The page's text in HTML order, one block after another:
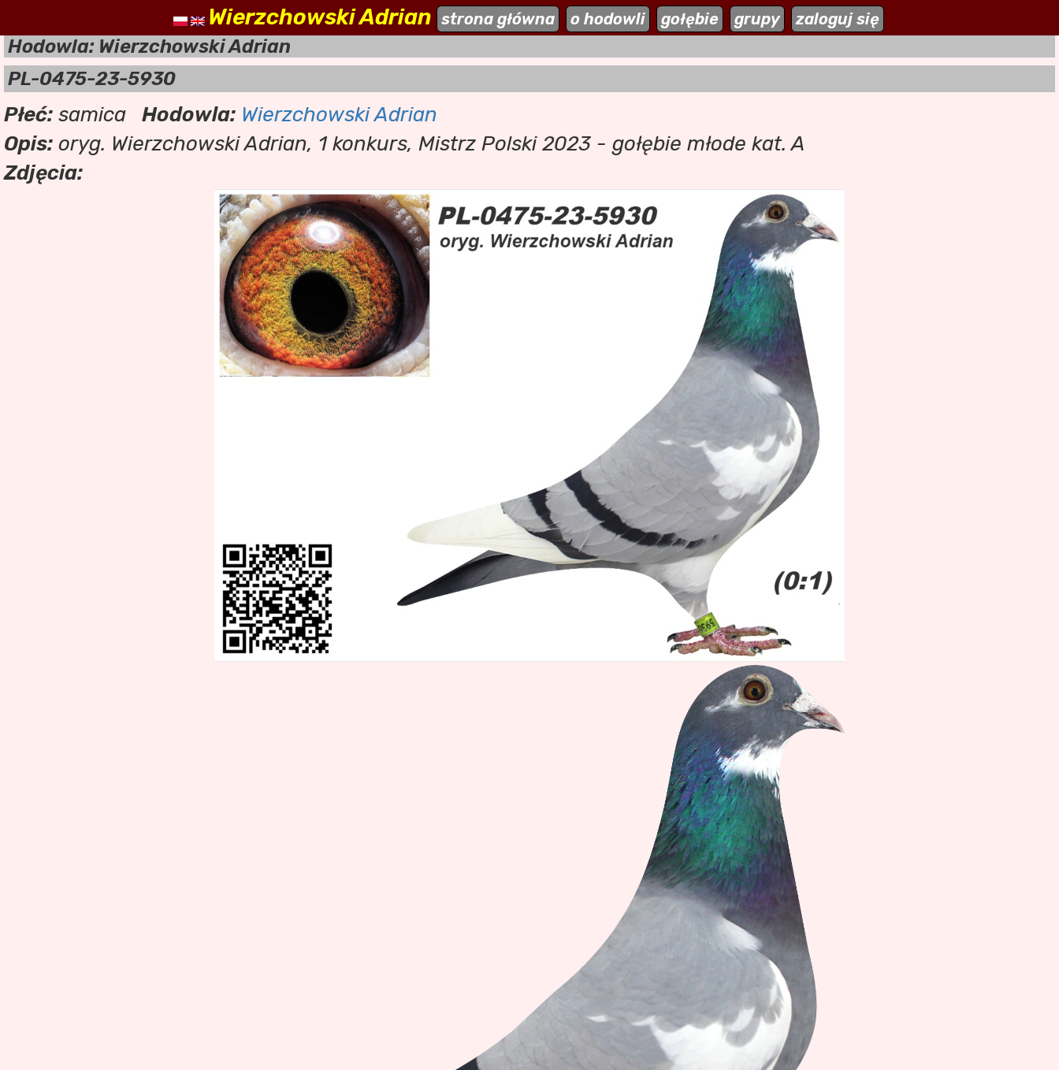
naszehodowle.pl aktualności dodaj stronę zaloguj się
Wierzchowski Adrian strona główna o hodowli gołębie grupy zaloguj się
Hodowla: Wierzchowski Adrian
PL-0475-23-5930
Płeć: samica Hodowla: Wierzchowski Adrian
Opis: oryg. Wierzchowski Adrian, 1 konkurs, Mistrz Polski 2023 - gołębie młode kat. A
Zdjęcia: